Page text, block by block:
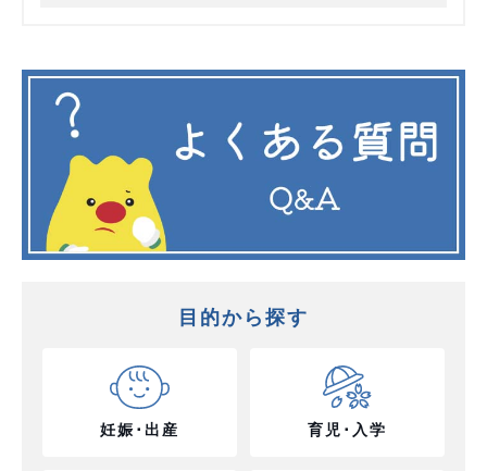
目的から探す
妊娠･出産 育児･入学